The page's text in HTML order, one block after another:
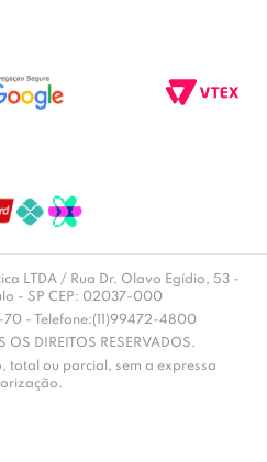
LTDA / Rua Dr. Olavo Egídio, 53 -
- SP CEP: 02037-000
- Telefone:(11)99472-4800
DIREITOS RESERVADOS.
total ou parcial, sem a expressa